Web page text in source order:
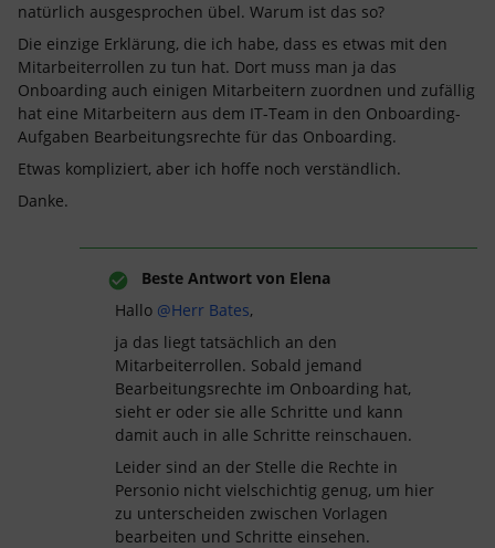
natürlich ausgesprochen übel. Warum ist das so?
Die einzige Erklärung, die ich habe, dass es etwas mit den
Mitarbeiterrollen zu tun hat. Dort muss man ja das
Onboarding auch einigen Mitarbeitern zuordnen und zufällig
hat eine Mitarbeitern aus dem IT-Team in den Onboarding-
Aufgaben Bearbeitungsrechte für das Onboarding.
Etwas kompliziert, aber ich hoffe noch verständlich.
Danke.
Beste Antwort von Elena
Hallo @Herr Bates,
ja das liegt tatsächlich an den
Mitarbeiterrollen. Sobald jemand
Bearbeitungsrechte im Onboarding hat,
sieht er oder sie alle Schritte und kann
damit auch in alle Schritte reinschauen.
Leider sind an der Stelle die Rechte in
Personio nicht vielschichtig genug, um hier
zu unterscheiden zwischen Vorlagen
bearbeiten und Schritte einsehen.